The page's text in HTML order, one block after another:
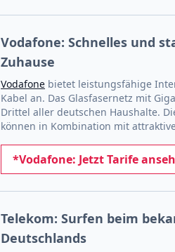
Vodafone: Schnelles und
Zuhause
Vodafone bietet leistungsfähige
Kabel an. Das Glasfasernetz mit
Drittel aller deutschen Haushalte.
können in Kombination mit
*Vodafone: Jetzt Tarife
Telekom: Surfen beim
Deutschlands